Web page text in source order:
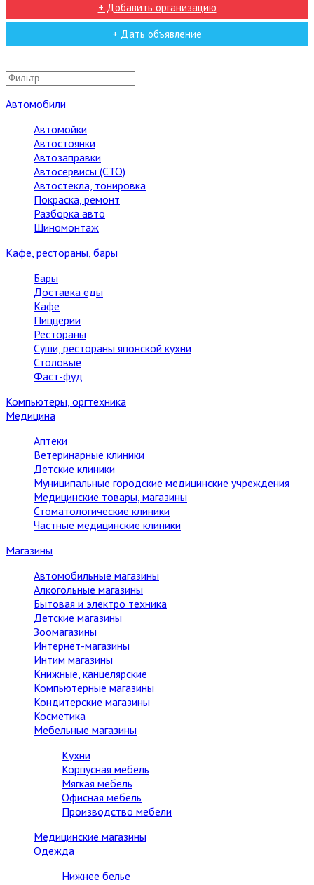
+ Добавить организацию
+ Дать объявление
Автомобили
Автомойки
Автостоянки
Автозаправки
Автосервисы (СТО)
Автостекла, тонировка
Покраска, ремонт
Разборка авто
Шиномонтаж
Кафе, рестораны, бары
Бары
Доставка еды
Кафе
Пиццерии
Рестораны
Суши, рестораны японской кухни
Столовые
Фаст-фуд
Компьютеры, оргтехника
Медицина
Аптеки
Ветеринарные клиники
Детские клиники
Муниципальные городские медицинские учреждения
Медицинские товары, магазины
Стоматологические клиники
Частные медицинские клиники
Магазины
Автомобильные магазины
Алкогольные магазины
Бытовая и электро техника
Детские магазины
Зоомагазины
Интернет-магазины
Интим магазины
Книжные, канцелярские
Компьютерные магазины
Кондитерские магазины
Косметика
Мебельные магазины
Кухни
Корпусная мебель
Мягкая мебель
Офисная мебель
Производство мебели
Медицинские магазины
Одежда
Нижнее белье